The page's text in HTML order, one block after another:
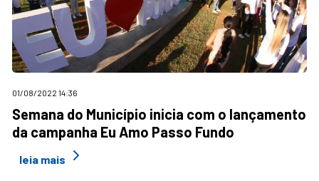
01/08/2022 14:36
Semana do Município inicia com o lançamento
da campanha Eu Amo Passo Fundo
leia mais